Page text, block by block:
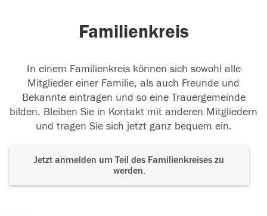
Familienkreis
In einem Familienkreis können sich sowohl alle
Mitglieder einer Familie, als auch Freunde und
Bekannte eintragen und so eine Trauergemeinde
bilden. Bleiben Sie in Kontakt mit anderen Mitgliedern
und tragen Sie sich jetzt ganz bequem ein.
Jetzt anmelden um Teil des Familienkreises zu
werden.